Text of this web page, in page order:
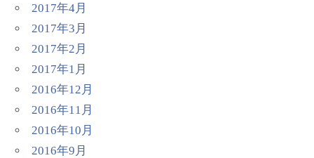
2017年4月
2017年3月
2017年2月
2017年1月
2016年12月
2016年11月
2016年10月
2016年9月